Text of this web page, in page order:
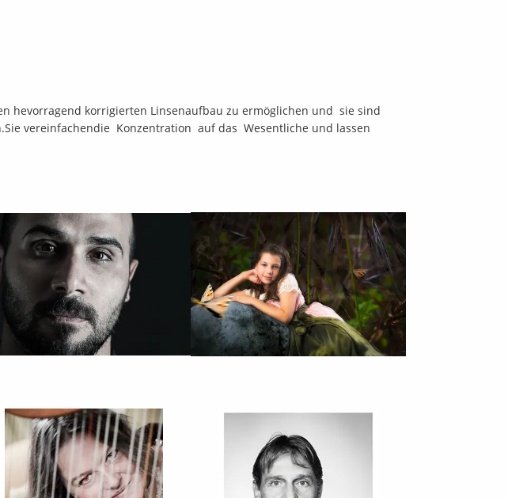
hevorragend korrigierten Linsenaufbau zu ermöglichen und sie sind
vereinfachendie Konzentration auf das Wesentliche und lassen